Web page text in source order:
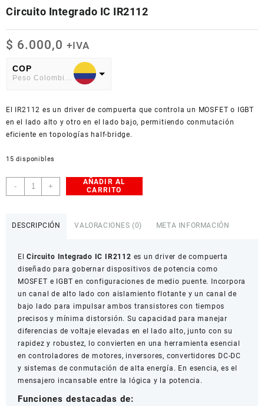
Circuito Integrado IC IR2112
$ 6.000,0 +IVA
COP
American Dollar
El IR2112 es un driver de compuerta que controla un MOSFET o IGBT
en el lado alto y otro en el lado bajo, permitiendo conmutación
eficiente en topologías half-bridge.
15 disponibles
-
Circuito
Integrado
+
AÑADIR AL
CARRITO
DESCRIPCIÓN VALORACIONES (0) META INFORMACIÓN
ElCircuito Integrado IC IR2112 es un driver de compuerta
diseñado para gobernar dispositivos de potencia como
MOSFET e IGBT en configuraciones de medio puente. Incorpora
un canal de alto lado con aislamiento flotante y un canal de
bajo lado para impulsar ambos transistores con tiempos
precisos y mínima distorsión. Su capacidad para manejar
diferencias de voltaje elevadas en el lado alto, junto con su
rapidez y robustez, lo convierten en una herramienta esencial
en controladores de motores, inversores, convertidores DC-DC
y sistemas de conmutación de alta energía. En esencia, es el
mensajero incansable entre la lógica y la potencia.
Funciones destacadas de: